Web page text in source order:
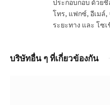
ประกอบกอบ ด้วยชื่
โทร, แฟกซ์, อีเมล์
ระยะทาง และ โซ
บริษัทอื่น ๆ ที่เกี่ยวข้องกัน